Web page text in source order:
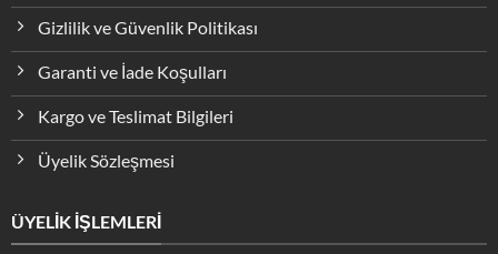
Gizlilik ve Güvenlik Politikası
Garanti ve İade Koşulları
Kargo ve Teslimat Bilgileri
Üyelik Sözleşmesi
ÜYELİK İŞLEMLERİ